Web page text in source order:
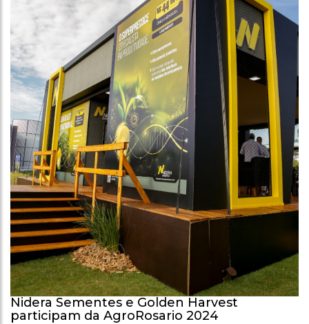
Nidera Sementes e Golden Harvest
participam da AgroRosario 2024